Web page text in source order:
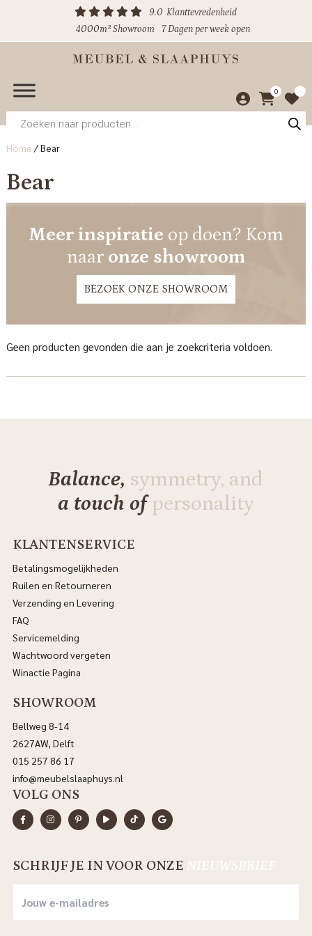
9.0 Klanttevredenheid
4000m² Showroom
7 Dagen per week open
0
Producten
zoeken
Home /Bear
Bear
Meer inspiratie op doen? Kom
naar onze showroom
BEZOEK ONZE SHOWROOM
Geen producten gevonden die aan je zoekcriteria voldoen.
Balance, symmetry, and
a touch ofpersonality
KLANTENSERVICE
Betalingsmogelijkheden
Ruilen en Retourneren
Verzending en Levering
FAQ
Servicemelding
Wachtwoord vergeten
Winactie Pagina
SHOWROOM
Bellweg 8-14
2627AW, Delft
015 257 86 17
info@meubelslaaphuys.nl
VOLG ONS
SCHRIJF JE IN VOOR ONZE NIEUWSBRIEF